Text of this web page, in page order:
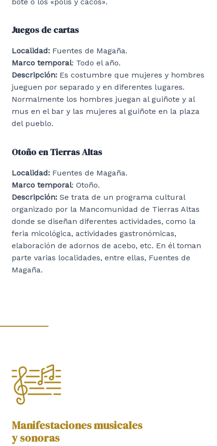
Juegos de cartas
Localidad: Fuentes de Magaña.
Marco temporal: Todo el año.
Descripción: Es costumbre que mujeres y hombres
jueguen por separado y en diferentes lugares.
Normalmente los hombres juegan al guiñote y al
mus en el bar y las mujeres al guiñote en la plaza
del pueblo.
Otoño en Tierras Altas
Localidad: Fuentes de Magaña.
Marco temporal: Otoño.
Descripción: Se trata de un programa cultural
organizado por la Mancomunidad de Tierras Altas
donde se diseñan diferentes actividades, como la
feria micológica, actividades gastronómicas,
elaboración de adornos de acebo, etc. En él toman
parte varias localidades, entre ellas, Fuentes de
Magaña.
Manifestaciones musicales
y sonoras